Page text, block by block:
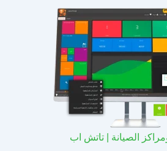
الصيانة | تاتش اب